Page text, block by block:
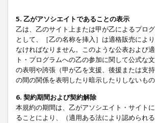
5. 乙がアソシエイトであることの表示
乙は、乙のサイト上または甲が乙によるプロ
として、［乙の名称を挿入］は適格販売によ
なければなりません。このような公表および
ト・プログラムへの乙の参加に関して公式な
の表明や誇張（甲が乙を支援、後援または支
の間の関係を表明したり暗示したりしないもの
6. 契約期間および契約解除
本規約の期間は、乙がアソシエイト・サイト
ることにより、（適用ある法により認められ